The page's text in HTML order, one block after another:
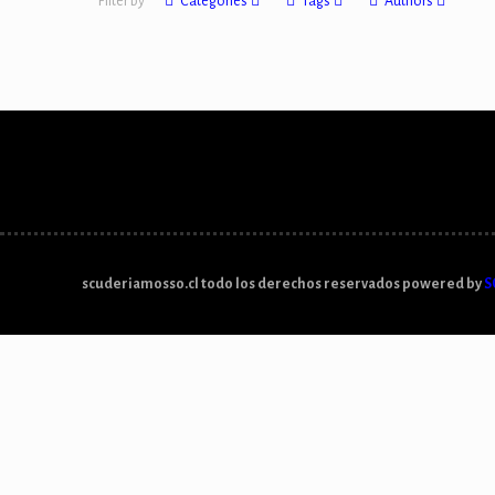
scuderiamosso.cl todo los derechos reservados powered by